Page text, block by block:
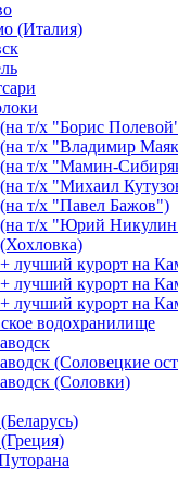
(Италия)
т/х "Борис
т/х "Владимир
т/х "Мамин-
т/х "Михаил
т/х "Павел Бажов")
т/х "Юрий
лучший курорт на
лучший курорт на
лучший курорт на
водохранилище
(Соловецкие
(Соловки)